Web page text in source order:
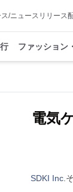
/ニュースリリース
ファッション
電気
SDKI Inc.